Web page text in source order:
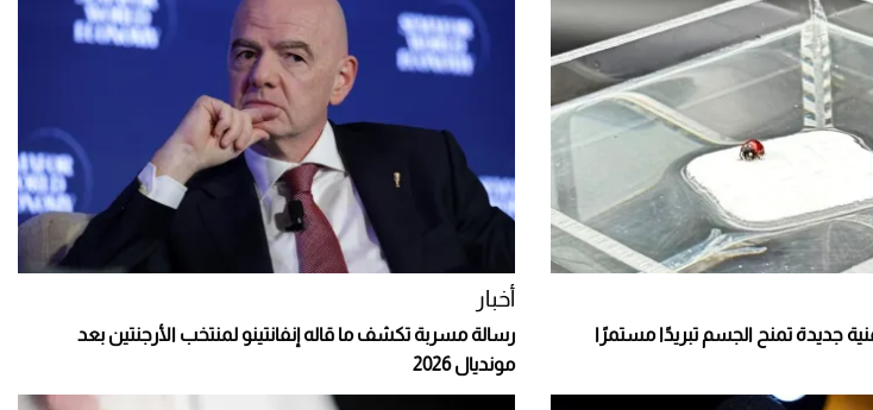
جديدة تمنح الجسم تبريدًا مستمرًا
أخبار
رسالة مسربة تكشف ما قاله إنفانتينو لمنتخب الأرجنتين بعد
مونديال 2026